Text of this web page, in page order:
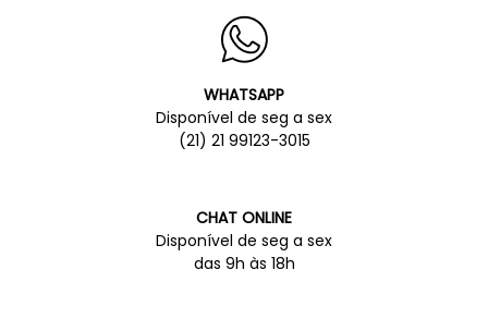
WHATSAPP
Disponível de seg a sex
(21) 21 99123-3015
CHAT ONLINE
Disponível de seg a sex
das 9h às 18h